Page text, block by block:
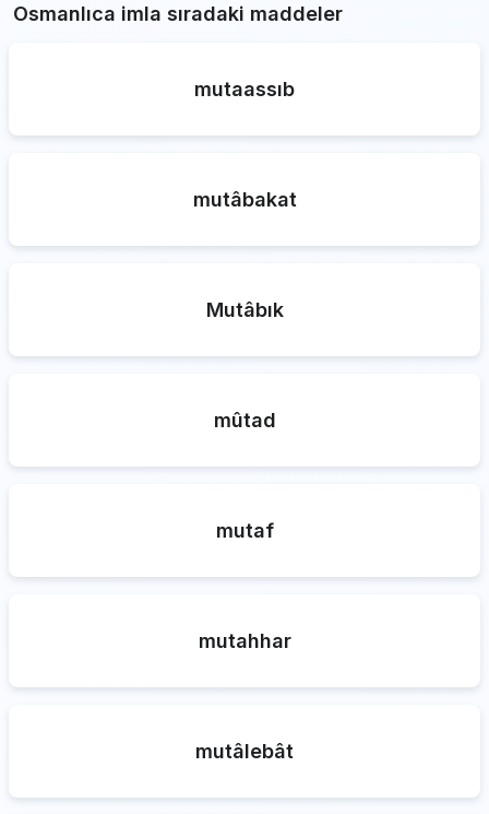
Osmanlıca imla sıradaki maddeler
mutaassıb
mutâbakat
Mutâbık
mûtad
mutaf
mutahhar
mutâlebât